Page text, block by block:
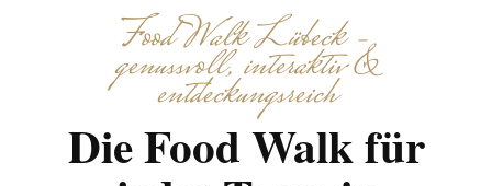
Food Walk Lübeck –
genussvoll, interaktiv &
entdeckungsreich
Die Food Walk für